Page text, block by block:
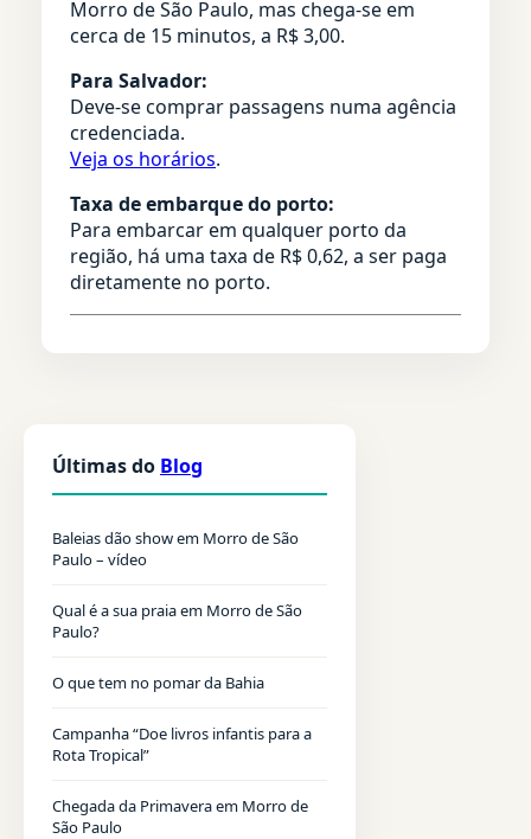
Morro de São Paulo, mas chega-se em
cerca de 15 minutos, a R$ 3,00.
Para Salvador:
Deve-se comprar passagens numa agência
credenciada.
Veja os horários.
Taxa de embarque do porto:
Para embarcar em qualquer porto da
região, há uma taxa de R$ 0,62, a ser paga
diretamente no porto.
Últimas do Blog
Baleias dão show em Morro de São
Paulo – vídeo
Qual é a sua praia em Morro de São
Paulo?
O que tem no pomar da Bahia
Campanha “Doe livros infantis para a
Rota Tropical”
Chegada da Primavera em Morro de
São Paulo